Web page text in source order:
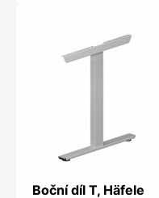
Boční díl T, Häfele